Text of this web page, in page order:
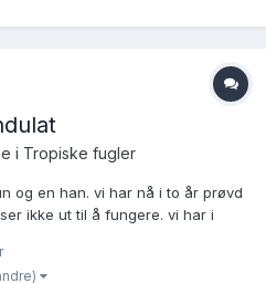
i Tropiske fugler
og en han. vi har nå i to år prøvd
ikke ut til å fungere. vi har i
å besøke rugekassen mye. han